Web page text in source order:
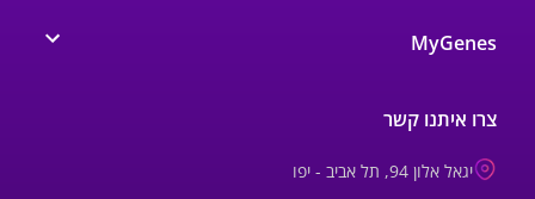
MyGenes
צרו איתנו קשר
יגאל אלון 94, תל אביב - יפו